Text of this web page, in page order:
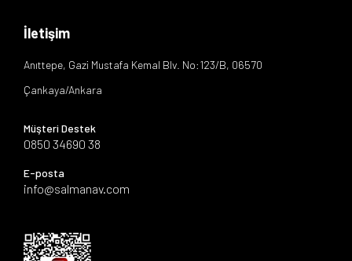
İletişim
Anıttepe, Gazi Mustafa Kemal Blv. No:123/B, 06570
Çankaya/Ankara
Müşteri Destek
0850 34690 38
E-posta
info@salmanav.com